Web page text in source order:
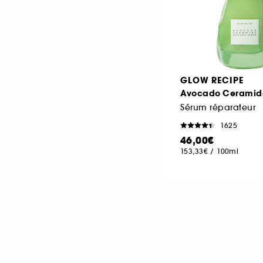
GLOW RECIPE
Avocado
Sérum réparateur
1625
46,00€
153,33€ / 100ml